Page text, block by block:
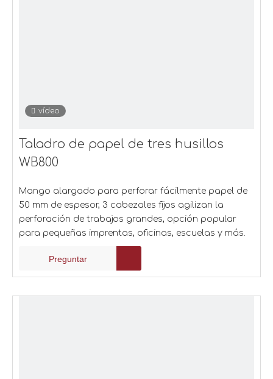
vídeo
Taladro de papel de tres husillos
WB800
Mango alargado para perforar fácilmente papel de
50 mm de espesor, 3 cabezales fijos agilizan la
perforación de trabajos grandes, opción popular
para pequeñas imprentas, oficinas, escuelas y más.
Preguntar